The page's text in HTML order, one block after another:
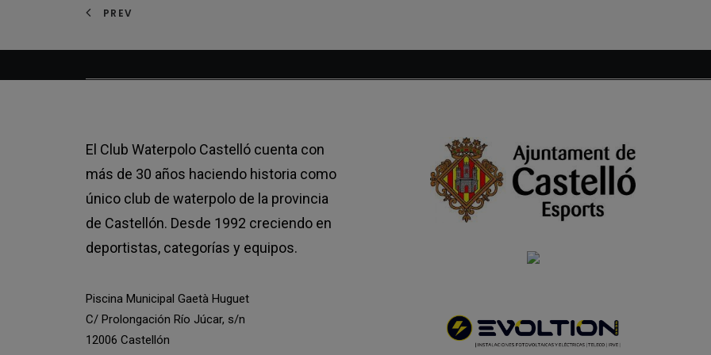
PREV
El Club Waterpolo Castelló cuenta con
más de 30 años haciendo historia como
único club de waterpolo de la provincia
de Castellón. Desde 1992 creciendo en
deportistas, categorías y equipos.
Piscina Municipal Gaetà Huguet
C/ Prolongación Río Júcar, s/n
12006 Castellón